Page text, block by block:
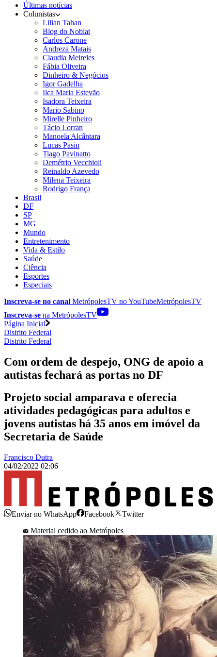
Últimas notícias
Colunistas
Lilian Tahan
Blog do Noblat
Carlos Carone
Andreza Matais
Claudia Meireles
Fábia Oliveira
Dinheiro & Negócios
Igor Gadelha
Ilca Maria Estevão
Isadora Teixeira
Mario Sabino
Mirelle Pinheiro
Tácio Lorran
Manoela Alcântara
Lucas Pasin
Tiago Pavinatto
Demétrio Vecchioli
Reinaldo Azevedo
Milena Teixeira
Rodrigo França
Brasil
DF
SP
MG
Mundo
Entretenimento
Vida & Estilo
Saúde
Ciência
Esportes
Especiais
Inscreva-se no canal MetrópolesTV noYouTubeMetrópolesTV
Inscreva-se na MetrópolesTV
Página Inicial
Distrito Federal
Distrito Federal
Com ordem de despejo, ONG de apoio a
autistas fechará as portas no DF
Projeto social amparava e oferecia
atividades pedagógicas para adultos e
jovens autistas há 35 anos em imóvel da
Secretaria de Saúde
Francisco Dutra
04/02/2022 02:06
Enviar no WhatsApp Facebook
Twitter
Material cedido ao Metrópoles